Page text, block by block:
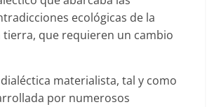
ecológicas de la
tierra, que requieren un cambio
materialista, tal y como
por numerosos